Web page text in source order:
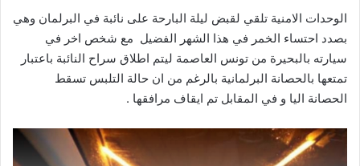
الوحدات الامنية تلقي لقبض ليلة البارحة على نائبة في البرلمان وهي
بصدد احتساء الخمر في هذا الشهر الفضيل مع شخص اخر في
سيارته بالبحيرة من تونس العاصمة ليتم اطلاق سراح النائبة باعتبار
تمتعها بالحصانة البرلمانية بالرغم من ان حالة التلبس تسقط
الحصانة اليا و في المقابل تم ايقاف مرافقها .